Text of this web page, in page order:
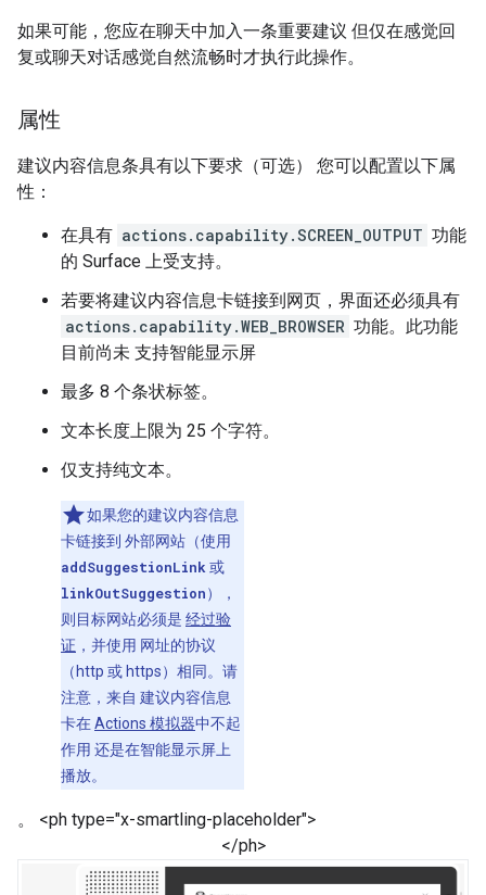
如果可能，您应在聊天中加入一条重要建议 但仅在感觉回
复或聊天对话感觉自然流畅时才执行此操作。
属性
建议内容信息条具有以下要求（可选） 您可以配置以下属
性：
在具有 actions.capability.SCREEN_OUTPUT 功能
的 Surface 上受支持。
若要将建议内容信息卡链接到网页，界面还必须具有
actions.capability.WEB_BROWSER 功能。此功能
目前尚未 支持智能显示屏
最多 8 个条状标签。
文本长度上限为 25 个字符。
仅支持纯文本。
如果您的建议内容信息
卡链接到 外部网站（使用
addSuggestionLink 或
linkOutSuggestion），
则目标网站必须是 经过验
证 ，并使用 网址的协议
（http 或 https）相同。请
注意，来自 建议内容信息
卡在Actions 模拟器中不起
作用 还是在智能显示屏上
播放。
。 <ph type="x-smartling-placeholder">
</ph>